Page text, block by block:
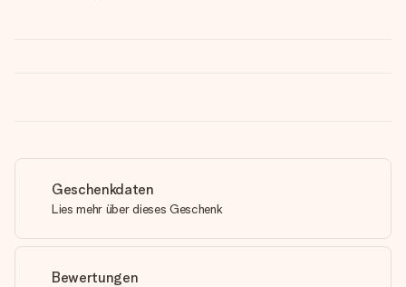
Geschenkdaten
Lies mehr über dieses Geschenk
Bewertungen